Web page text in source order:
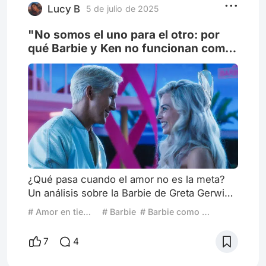
cafecito, un té, lo que quieras y
Lucy B 5 de julio de 2025
"No somos el uno para el otro: por
qué Barbie y Ken no funcionan como
pareja (y por qué está bien que así
sea)"
¿Qué pasa cuando el amor no es la meta?
Un análisis sobre la Barbie de Greta Gerwig.
Cuando pensamos en Barbie y Ken, lo que
es una pareja perfecta. Bellos, exitosos,
siempre sonrientes, con ropa combinada y
# Amor en tiempos modernos # Barbie # Barbie como icono cultural
7 4